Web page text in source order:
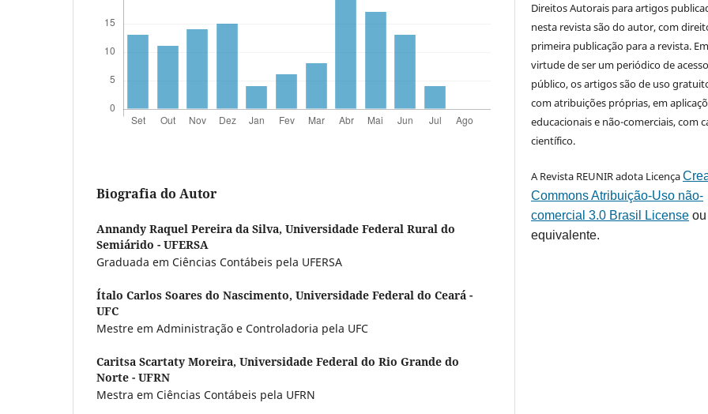
Biografia do Autor
Annandy Raquel Pereira da Silva, Universidade Federal Rural do
Semiárido - UFERSA
Graduada em Ciências Contábeis pela UFERSA
Ítalo Carlos Soares do Nascimento, Universidade Federal do Ceará -
UFC
Mestre em Administração e Controladoria pela UFC
Caritsa Scartaty Moreira, Universidade Federal do Rio Grande do
Norte - UFRN
Mestra em Ciências Contábeis pela UFRN
Direitos Autorais para artigos
nesta revista são do autor, com
primeira publicação para a revista.
virtude de ser um periódico de
público, os artigos são de uso
com atribuições próprias, em
educacionais e não-comerciais, com
científico.
A Revista REUNIR adota Licença
Commons Atribuição-Uso não-
comercial 3.0 Brasil License
equivalente.